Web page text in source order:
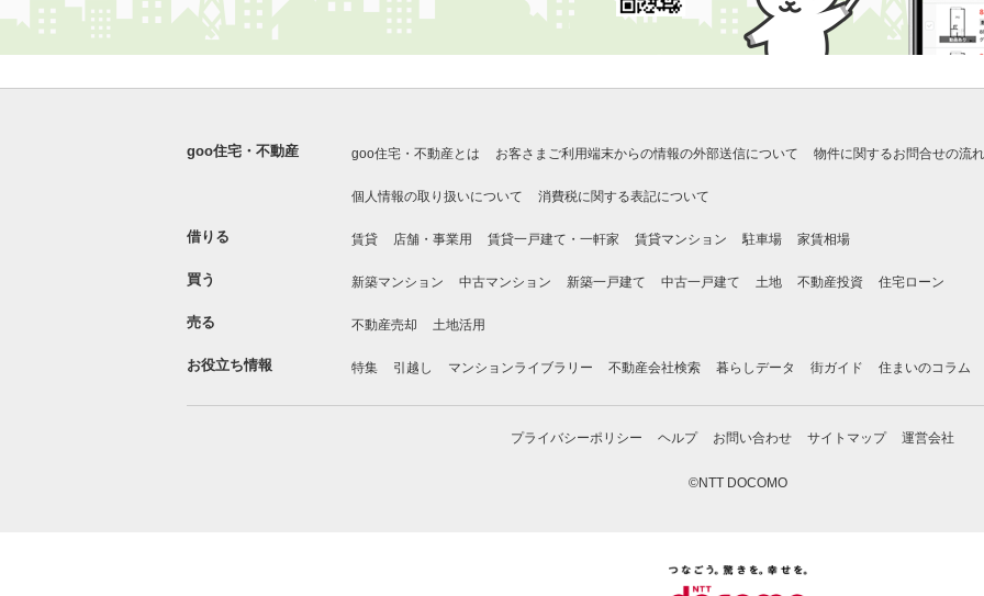
goo住宅・不動産 goo住宅・不動産とは お客さまご利用端末からの情報の外部送信について 物件に関するお問合せの流れ
個人情報の取り扱いについて 消費税に関する表記について
借りる 賃貸 店舗・事業用 賃貸一戸建て・一軒家 賃貸マンション 駐車場 家賃相場
買う 新築マンション 中古マンション 新築一戸建て 中古一戸建て 土地 不動産投資 住宅ローン
売る 不動産売却 土地活用
お役立ち情報 特集 引越し マンションライブラリー 不動産会社検索 暮らしデータ 街ガイド 住まいのコラム
プライバシーポリシー ヘルプ お問い合わせ サイトマップ 運営会社
©NTT DOCOMO